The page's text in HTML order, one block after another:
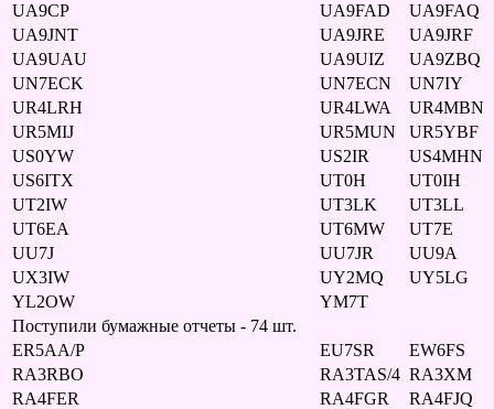
UA9CP
UA9FAD
UA9FAQ
UA9JNT
UA9JRE
UA9JRF
UA9UAU
UA9UIZ
UA9ZBQ
UN7ECK
UN7ECN
UN7IY
UR4LRH
UR4LWA
UR4MBN
UR5MIJ
UR5MUN
UR5YBF
US0YW
US2IR
US4MHN
US6ITX
UT0H
UT0IH
UT2IW
UT3LK
UT3LL
UT6EA
UT6MW
UT7E
UU7J
UU7JR
UU9A
UX3IW
UY2MQ
UY5LG
YL2OW
YM7T
Поступили бумажные отчеты - 74 шт.
ER5AA/P
EU7SR
EW6FS
RA3RBO
RA3TAS/4 RA3XM
RA4FER
RA4FGR
RA4FJQ